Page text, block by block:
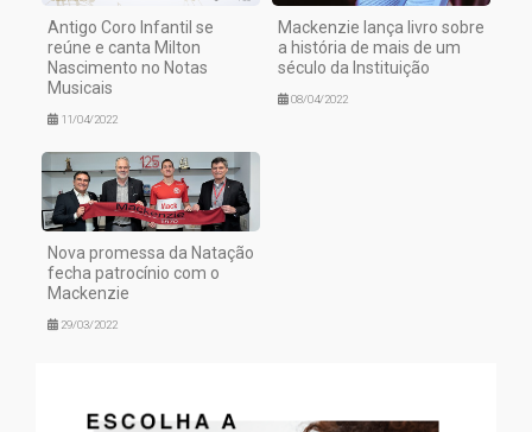
Antigo Coro Infantil se
reúne e canta Milton
Nascimento no Notas
Musicais
11/04/2022
Mackenzie lança livro sobre
a história de mais de um
século da Instituição
08/04/2022
Nova promessa da Natação
fecha patrocínio com o
Mackenzie
29/03/2022